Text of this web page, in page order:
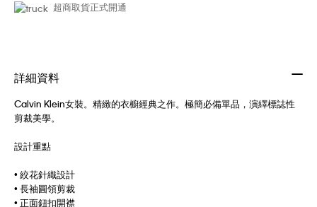
超商取貨正式開通
詳細資料
Calvin Klein女裝。精緻的衣櫥經典之作。極簡必備單品，演繹標誌性
剪裁美學。
設計重點
• 絞花針織設計
• 長袖圓領剪裁
• 正面鈕扣開襟